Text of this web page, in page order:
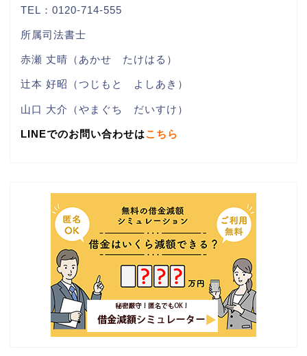
TEL：0120-714-555
所属司法書士
赤瀬 丈晴（あかせ たけはる）
辻本 好昭（つじもと よしあき）
山口 大介（やまぐち だいすけ）
LINEでのお問い合わせはこちら